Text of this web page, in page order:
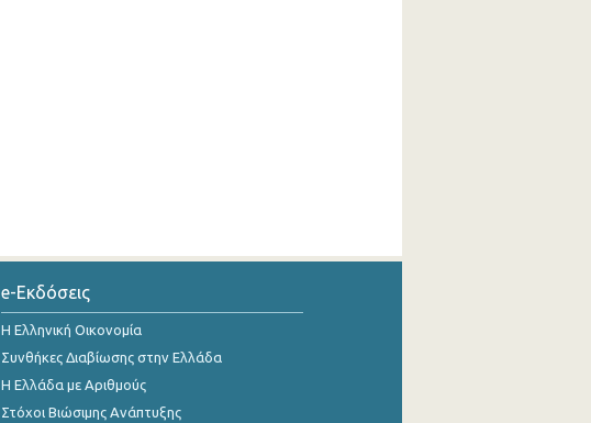
e-Εκδόσεις
Η Ελληνική Οικονομία
Συνθήκες Διαβίωσης στην Ελλάδα
Η Ελλάδα με Αριθμούς
Στόχοι Βιώσιμης Ανάπτυξης